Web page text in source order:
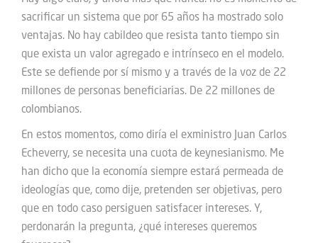
sacrificar un sistema que por 65 años ha mostrado solo
ventajas. No hay cabildeo que resista tanto tiempo sin
que exista un valor agregado e intrínseco en el modelo.
Este se defiende por sí mismo y a través de la voz de 22
millones de personas beneficiarias. De 22 millones de
colombianos.
En estos momentos, como diría el exministro Juan Carlos
Echeverry, se necesita una cuota de keynesianismo. Me
han dicho que la economía siempre estará permeada de
ideologías que, como dije, pretenden ser objetivas, pero
que en todo caso persiguen satisfacer intereses. Y,
perdonarán la pregunta, ¿qué intereses queremos